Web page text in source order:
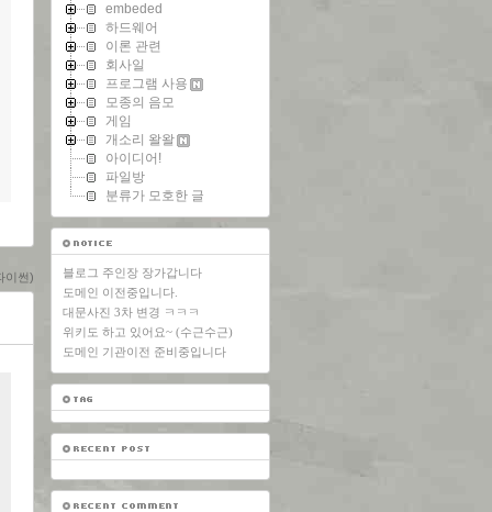
이썬)
embeded
하드웨어
이론 관련
회사일
프로그램 사용
모종의 음모
게임
개소리 왈왈
아이디어!
파일방
분류가 모호한 글
블로그 주인장 장가갑니다
도메인 이전중입니다.
대문사진 3차 변경 ㅋㅋㅋ
위키도 하고 있어요~ (수근수근)
도메인 기관이전 준비중입니다